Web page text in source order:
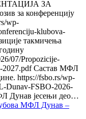
ЗА
за конференцију
wp-
klubova-
такмичења
07/Propozicije-
2027.pdf Састав МФЛ
https://fsbo.rs/wp-
Dunav-FSBO-2026-
Дунав јесењи део…
МФЛ Дунав –